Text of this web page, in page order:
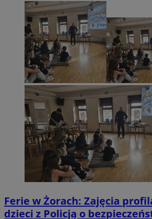
Ferie w Żorach: Zajęcia
dzieci z Policją o